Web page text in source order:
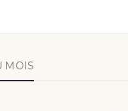
MOIS